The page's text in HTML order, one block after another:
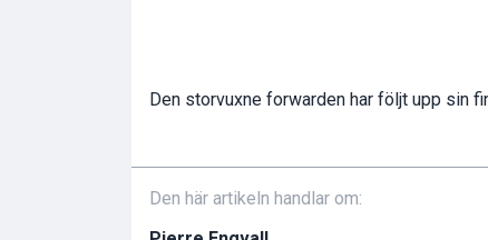
Den storvuxne forwarden har följt upp sin
Den här artikeln handlar om: